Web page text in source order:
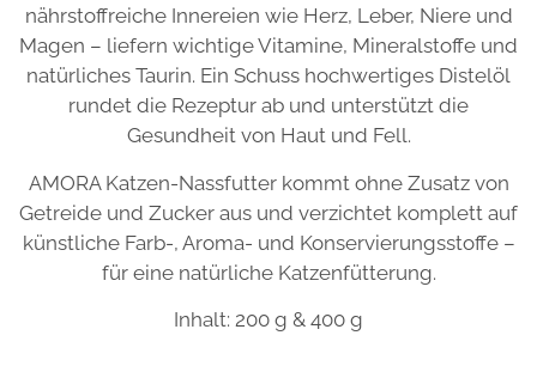
nährstoffreiche Innereien wie Herz, Leber, Niere und
Magen – liefern wichtige Vitamine, Mineralstoffe und
natürliches Taurin. Ein Schuss hochwertiges Distelöl
rundet die Rezeptur ab und unterstützt die
Gesundheit von Haut und Fell.
AMORA Katzen-Nassfutter kommt ohne Zusatz von
Getreide und Zucker aus und verzichtet komplett auf
künstliche Farb-, Aroma- und Konservierungsstoffe –
für eine natürliche Katzenfütterung.
Inhalt: 200 g & 400 g